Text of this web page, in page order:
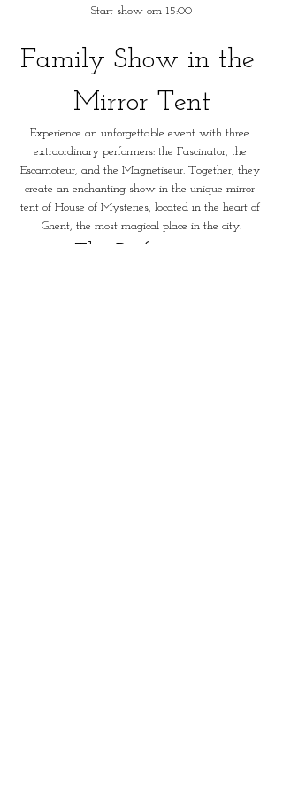
Start show om 15:00
Family Show in the
Mirror Tent
Experience an unforgettable event with three
extraordinary performers: the Fascinator, the
Escamoteur, and the Magnetiseur. Together, they
create an enchanting show in the unique mirror
tent of House of Mysteries, located in the heart of
Ghent, the most magical place in the city.
The Performers